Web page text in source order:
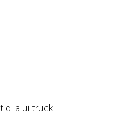
dilalui truck